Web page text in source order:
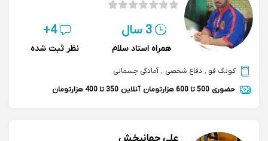
3 سال
همراه استاد سلام
4+
نظر ثبت شده
کونگ فو , دفاع شخصی , آمادگی جسمانی
حضوری 500 تا 600 هزارتومان آنلاین 350 تا 400 هزارتومان